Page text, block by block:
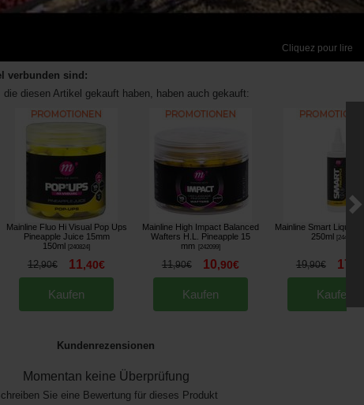
Cliquez pour lire
verbunden sind:
die diesen Artikel gekauft haben, haben auch gekauft:
Mainline Fluo Hi Visual Pop Ups
Pineapple Juice 15mm
150ml
[240824]
12,90€ 11,40€
Kaufen
Mainline High Impact Balanced
Wafters H.L. Pineapple 15
mm
242099]
11,90€ 10,90€
Kaufen
Mainline Smart Liquid
250ml
[244002
19,90€ 17
Kaufen
Kundenrezensionen
Momentan keine Überprüfung
Sie eine Bewertung für dieses Produkt